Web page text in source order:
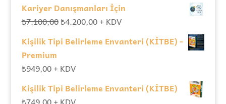
Kariyer Danışmanları İçin
₺7.100,00Orijinal
₺7.100,00.
₺4.200,00Şu
fiyat:
+ KDV
Kişilik Tipi Belirleme Envanteri (KİTBE) -
Premium
₺949,00 + KDV
Kişilik Tipi Belirleme Envanteri (KİTBE)
₺749,00 + KDV